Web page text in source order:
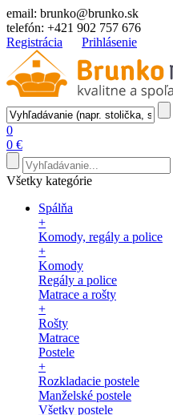
email: brunko@brunko.sk
telefón: +421 902 757 676
Registrácia
Prihlásenie
0
0 €
Všetky kategórie
Spálňa
+
Komody, regály a police
+
Komody
Regály a police
Matrace a rošty
+
Rošty
Matrace
Postele
+
Rozkladacie postele
Manželské postele
Všetky postele